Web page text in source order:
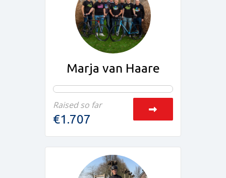
Marja van Haare
Raised so far
€1.707